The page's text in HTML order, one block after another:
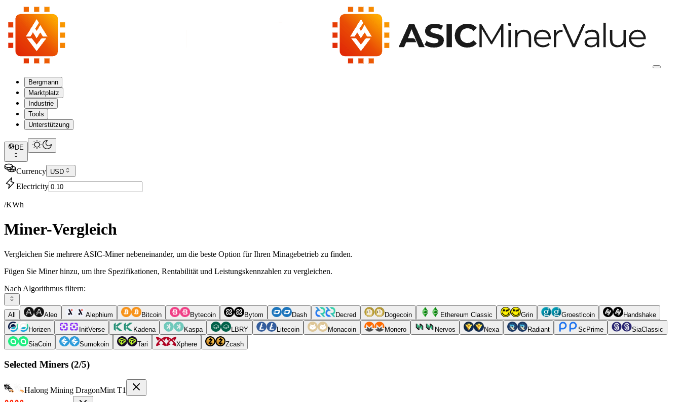
Bergmann
Marktplatz
Industrie
Tools
Unterstützung
DE
Currency USD
Electricity
/KWh
Miner-Vergleich
Vergleichen Sie mehrere ASIC-Miner nebeneinander, um die beste Option für Ihren Minagebetrieb zu finden.
Fügen Sie Miner hinzu, um ihre Spezifikationen, Rentabilität und Leistungskennzahlen zu vergleichen.
Nach Algorithmus filtern:
All Aleo Alephium Bitcoin Bytecoin Bytom Dash Decred Dogecoin Ethereum Classic Grin Groestlcoin
Handshake
Horizen
InitVerse Kadena Kaspa LBRY Litecoin Monacoin Monero Nervos Nexa Radiant ScPrime
SiaClassic
SiaCoin
Sumokoin Tari Xphere Zcash
Selected Miners (2/5)
Halong Mining DragonMint T1